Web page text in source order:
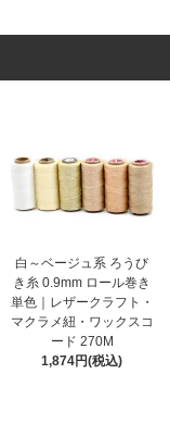
白～ベージュ系 ろうび
き糸 0.9mm ロール巻き
単色｜レザークラフト・
マクラメ紐・ワックスコ
ード 270M
1,874円(税込)